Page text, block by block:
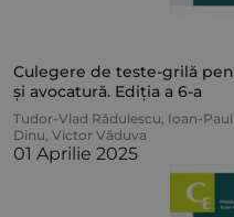
Culegere de teste-grilă
și avocatură. Ediția a 6-a
Tudor-Vlad Rădulescu, Ioan-
Dinu, Victor Văduva
01 Aprilie 2025